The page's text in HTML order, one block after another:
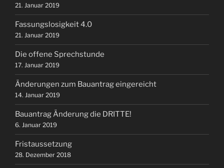
21. Januar 2019
Fassungslosigkeit 4.0
21. Januar 2019
Die offene Sprechstunde
17. Januar 2019
Änderungen zum Bauantrag eingereicht
14. Januar 2019
Bauantrag Änderung die DRITTE!
6. Januar 2019
Fristaussetzung
28. Dezember 2018